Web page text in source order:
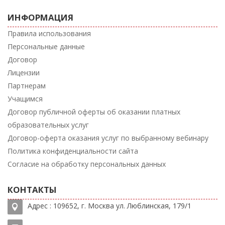
ИНФОРМАЦИЯ
Правила использования
Персональные данные
Договор
Лицензии
Партнерам
Учащимся
Договор публичной оферты об оказании платных
образовательных услуг
Договор-оферта оказания услуг по выбранному вебинару
Политика конфиденциальности сайта
Согласие на обработку персональных данных
КОНТАКТЫ
Адрес : 109652, г. Москва ул. Люблинская, 179/1